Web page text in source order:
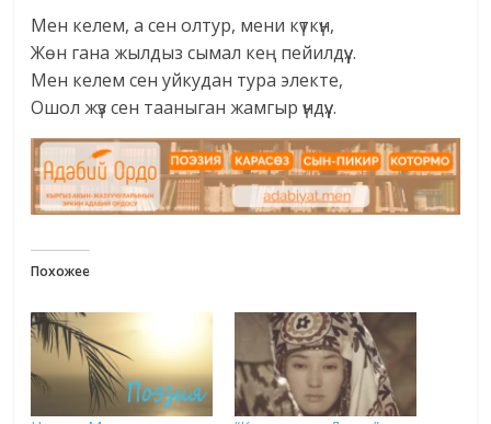
Мен келем, а сен олтур, мени күткүн,
Жөн гана жылдыз сымал кең пейилдүү…
Мен келем сен уйкудан тура электе,
Ошол жүз сен тааныган жамгыр үндүү…
Похожее